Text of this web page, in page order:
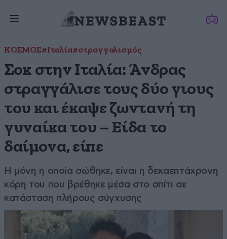
ΚΟΣΜΟΣ#Ιταλία#στραγγαλισμός
Σοκ στην Ιταλία: Άνδρας
στραγγάλισε τους δύο γιους
του και έκαψε ζωντανή τη
γυναίκα του – Είδα το
δαίμονα, είπε
Η μόνη η οποία σώθηκε, είναι η δεκαεπτάχρονη
κόρη του που βρέθηκε μέσα στο σπίτι σε
κατάσταση πλήρους σύγχυσης